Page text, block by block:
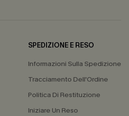
SPEDIZIONE E RESO
Informazioni Sulla Spedizione
Tracciamento Dell'Ordine
Politica Di Restituzione
Iniziare Un Reso